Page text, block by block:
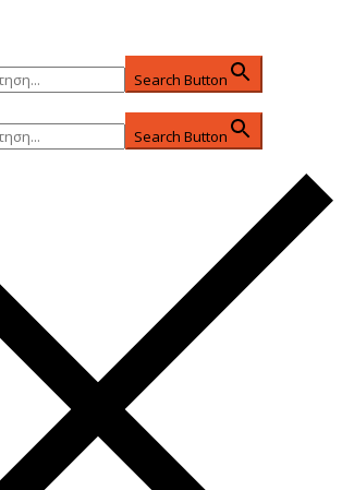
Search Button
Search Button